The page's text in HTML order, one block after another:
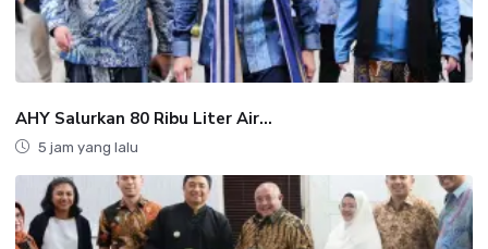
AHY Salurkan 80 Ribu Liter Air...
5 jam yang lalu